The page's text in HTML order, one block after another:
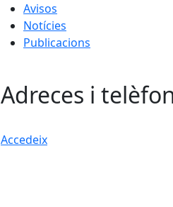
Avisos
Notícies
Publicacions
Adreces i
Accedeix